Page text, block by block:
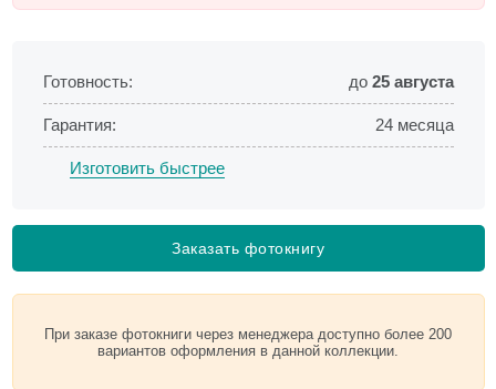
Готовность: до 25 августа
Гарантия: 24 месяца
Изготовить быстрее
Заказать фотокнигу
При заказе фотокниги через менеджера доступно более 200
вариантов оформления в данной коллекции.